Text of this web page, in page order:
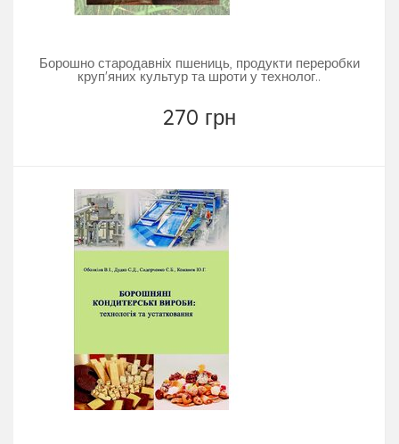
Борошно стародавніх пшениць, продукти переробки
круп'яних культур та шроти у технолог..
270 грн